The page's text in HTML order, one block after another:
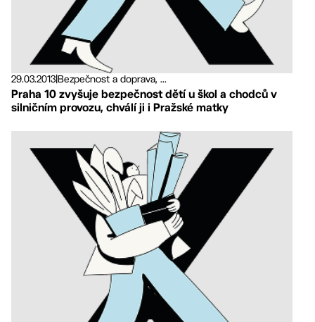
29.03.2013Bezpečnost a doprava, ...
Praha 10 zvyšuje bezpečnost dětí u škol a chodců v
silničním provozu, chválí ji i Pražské matky